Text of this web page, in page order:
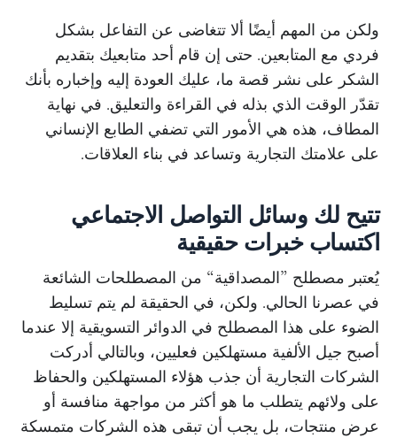
ولكن من المهم أيضًا ألا تتغاضى عن التفاعل بشكل
فردي مع المتابعين. حتى إن قام أحد متابعيك بتقديم
الشكر على نشر قصة ما، عليك العودة إليه وإخباره بأنك
تقدّر الوقت الذي بذله في القراءة والتعليق. في نهاية
المطاف، هذه هي الأمور التي تضفي الطابع الإنساني
على علامتك التجارية وتساعد في بناء العلاقات.
تتيح لك وسائل التواصل الاجتماعي
اكتساب خبرات حقيقية
يُعتبر مصطلح ”المصداقية“ من المصطلحات الشائعة
في عصرنا الحالي. ولكن، في الحقيقة لم يتم تسليط
الضوء على هذا المصطلح في الدوائر التسويقية إلا عندما
أصبح جيل الألفية مستهلكين فعليين، وبالتالي أدركت
الشركات التجارية أن جذب هؤلاء المستهلكين والحفاظ
على ولائهم يتطلب ما هو أكثر من مواجهة منافسة أو
عرض منتجات، بل يجب أن تبقى هذه الشركات متمسكة